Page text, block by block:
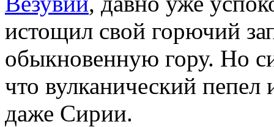
истощил свой горючий
обыкновенную гору. Но
что вулканический пепел
даже Сирии.